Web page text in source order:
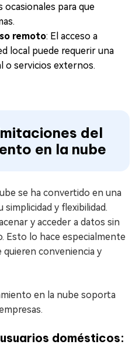
para que
remoto: El acceso a
local puede requerir una
o servicios externos.
del
en la nube
se ha convertido en una
y flexibilidad.
y acceder a datos sin
Esto lo hace especialmente
conveniencia y
en la nube soporta
domésticos: